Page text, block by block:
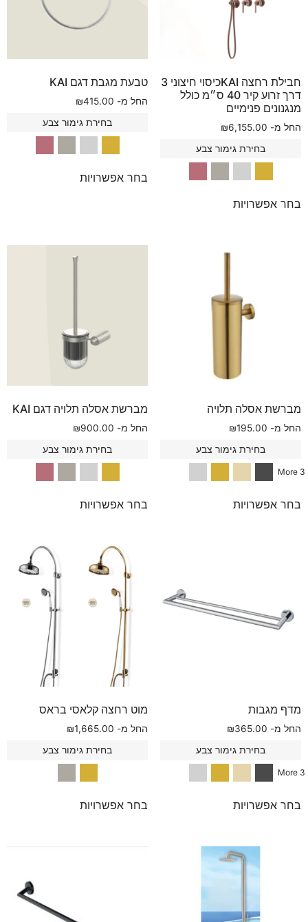
חבילת רחצה KAIכיסוי חיצוני 3
דרך זרוע קיר 40 ס״מ כולל
מנגנונים פנימיים
החל מ- ₪6,155.00
בחירת גימור צבע
בחר אפשרויות
טבעת מגבת דגם KAI
החל מ- ₪415.00
בחירת גימור צבע
בחר אפשרויות
מברשת אסלה תלויה
החל מ- ₪195.00
בחירת גימור צבע
3 More
בחר אפשרויות
מברשת אסלה תלויה דגם KAI
החל מ- ₪900.00
בחירת גימור צבע
בחר אפשרויות
מדף מגבות
החל מ- ₪365.00
בחירת גימור צבע
3 More
בחר אפשרויות
מוט רחצה קלאסי בראס
החל מ- ₪1,665.00
בחירת גימור צבע
בחר אפשרויות